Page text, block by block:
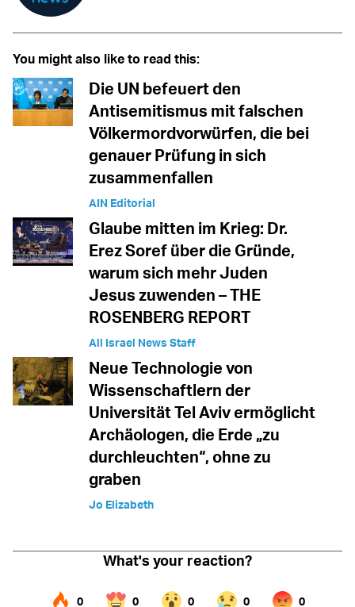
You might also like to read this:
Die UN befeuert den
Antisemitismus mit falschen
Völkermordvorwürfen, die bei
genauer Prüfung in sich
zusammenfallen
AIN Editorial
Glaube mitten im Krieg: Dr.
Erez Soref über die Gründe,
warum sich mehr Juden
Jesus zuwenden – THE
ROSENBERG REPORT
All Israel News Staff
Neue Technologie von
Wissenschaftlern der
Universität Tel Aviv ermöglicht
Archäologen, die Erde „zu
durchleuchten“, ohne zu
graben
Jo Elizabeth